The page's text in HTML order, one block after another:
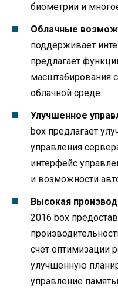
биометрии и
Облачные
поддерживает
предлагает
масштабирования
облачной среде.
Улучшенное
box предлагает
управления
интерфейс
и возможности
Высокая
2016 box
счет оптимизации
улучшенную
управление